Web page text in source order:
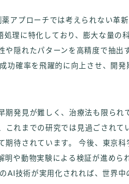
アプローチでは考えられない革
理に特化しており、膨大な量の
隠れたパターンを高精度で抽出
功確率を飛躍的に向上させ、開発
発見が難しく、治療法も限られ
れまでの研究では見過ごされて
待されています。 今後、東京科
や動物実験による検証が進めら
AI技術が実用化されれば、世界中